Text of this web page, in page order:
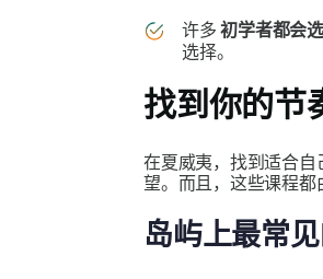
许多 初学者都会
选择。
找到你的节
在夏威夷，找到适合
望。而且，这些课程都
岛屿上最常